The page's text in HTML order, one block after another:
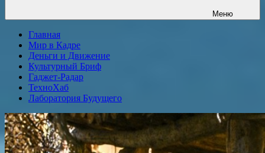
Меню
Главная
Мир в Кадре
Деньги и Движение
Культурный Бриф
Гаджет-Радар
ТехноХаб
Лаборатория Будущего